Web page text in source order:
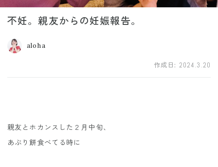
不妊。親友からの妊娠報告。
aloha
作成日: 2024.3.20
親友とホカンスした２月中旬、
あぶり餅食べてる時に